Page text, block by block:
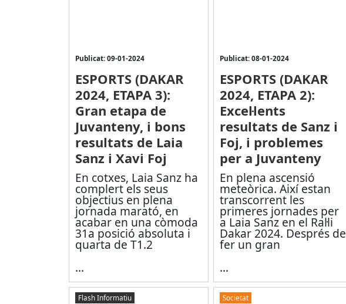
Publicat: 09-01-2024
ESPORTS (DAKAR
2024, ETAPA 3):
Gran etapa de
Juvanteny, i bons
resultats de Laia
Sanz i Xavi Foj
En cotxes, Laia Sanz ha
complert els seus
objectius en plena
jornada marató, en
acabar en una còmoda
31a posició absoluta i
quarta de T1.2
...
Publicat: 08-01-2024
ESPORTS (DAKAR
2024, ETAPA 2):
Excel·lents
resultats de Sanz i
Foj, i problemes
per a Juvanteny
En plena ascensió
meteòrica. Així estan
transcorrent les
primeres jornades per
a Laia Sanz en el Ral·li
Dakar 2024. Després de
fer un gran
...
Flash Informatiu Societat